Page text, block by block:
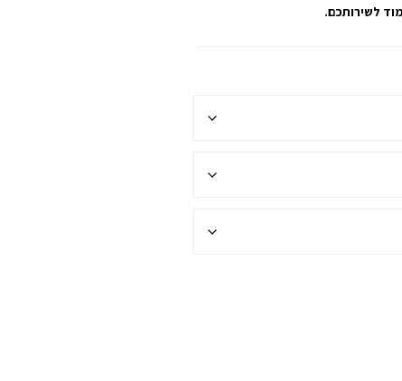
לשירותכם.